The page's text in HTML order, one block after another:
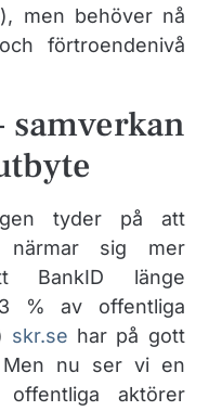
men behöver nå
förtroendenivå
samverkan
tyder på att
närmar sig mer
BankID länge
% av offentliga
skr.se har på gott
nu ser vi en
aktörer